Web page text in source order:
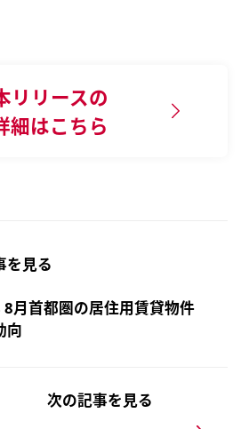
リリースの
細はこちら
を見る
月首都圏の居住用賃貸物件
向
次の記事を見る